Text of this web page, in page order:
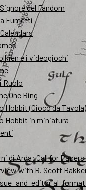
del Fandom
Fumetti
e i videogiochi
Ruolo
One Ring
Hobbit (Gioco da Tavola)
Hobbit in miniatura
di Arda: Call for
with R. Scott
and editorial